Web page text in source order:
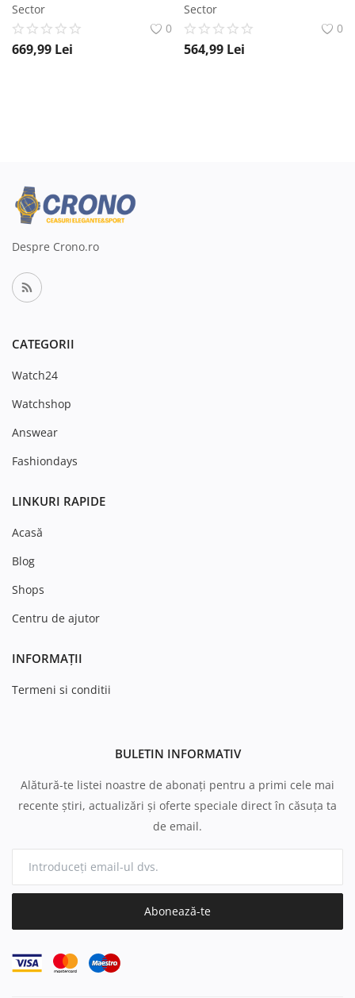
Sector
0
669,99 Lei
Sector
0
564,99 Lei
Despre Crono.ro
CATEGORII
Watch24
Watchshop
Answear
Fashiondays
LINKURI RAPIDE
Acasă
Blog
Shops
Centru de ajutor
INFORMAȚII
Termeni si conditii
BULETIN INFORMATIV
Alătură-te listei noastre de abonați pentru a primi cele mai
recente știri, actualizări și oferte speciale direct în căsuța ta
de email.
Abonează-te